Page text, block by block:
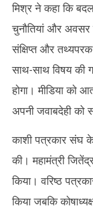
मिश्र ने कहा कि
चुनौतियां और
संक्षिप्त और
साथ-साथ विषय की
होगा। मीडिया को
अपनी जवाबदेही को
काशी पत्रकार संघ
की। महामंत्री
किया। वरिष्ठ
किया जबकि